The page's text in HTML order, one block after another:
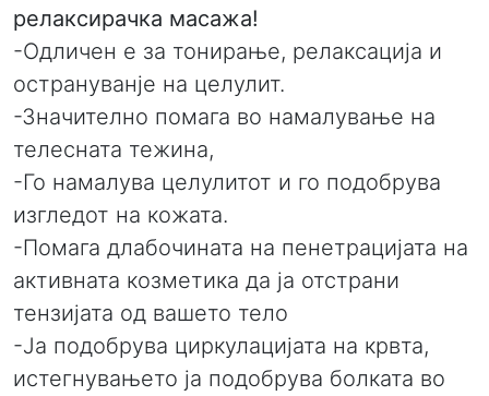
релаксирачка масажа!
-Одличен е за тонирање, релаксација и
острануванје на целулит.
-Значително помага во намалување на
телесната тежина,
-Го намалува целулитот и го подобрува
изгледот на кожата.
-Помага длабочината на пенетрацијата на
активната козметика да ја отстрани
тензијата од вашето тело
-Ја подобрува циркулацијата на крвта,
истегнувањето ја подобрува болката во